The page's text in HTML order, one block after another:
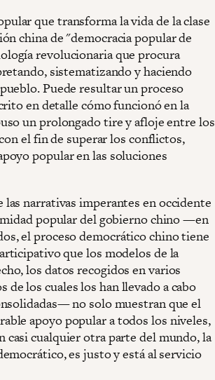
que transforma la vida de la clase
china de "democracia popular de
revolucionaria que procura
sistematizando y haciendo
Puede resultar un proceso
en detalle cómo funcionó en la
un prolongado tire y afloje entre los
el fin de superar los conflictos,
popular en las soluciones
narrativas imperantes en occidente
popular del gobierno chino —en
el proceso democrático chino tiene
que los modelos de la
los datos recogidos en varios
los cuales los han llevado a cabo
no solo muestran que el
apoyo popular a todos los niveles,
casi cualquier otra parte del mundo, la
es justo y está al servicio